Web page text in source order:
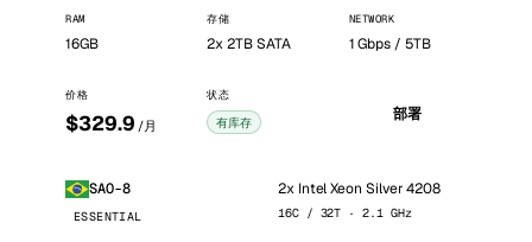
RAM
16GB
存储
2x 2TB SATA
NETWORK
1 Gbps / 5TB
价格
$329.9 /月
状态
有库存 部署
SAO-8
ESSENTIAL
2x Intel Xeon Silver 4208
16C / 32T · 2.1 GHz